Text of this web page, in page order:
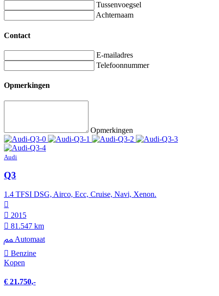
Tussenvoegsel
Achternaam
Contact
E-mailadres
Telefoonnummer
Opmerkingen
Opmerkingen
Audi
Q3
1.4 TFSI DSG, Airco, Ecc, Cruise, Navi, Xenon.
2015
81.547 km
Automaat
Benzine
Kopen
€ 21.750,-